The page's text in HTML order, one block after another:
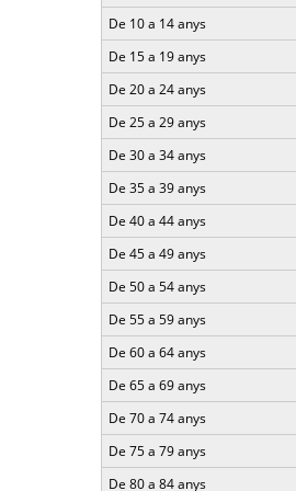
De 10 a 14 anys
De 15 a 19 anys
De 20 a 24 anys
De 25 a 29 anys
De 30 a 34 anys
De 35 a 39 anys
De 40 a 44 anys
De 45 a 49 anys
De 50 a 54 anys
De 55 a 59 anys
De 60 a 64 anys
De 65 a 69 anys
De 70 a 74 anys
De 75 a 79 anys
De 80 a 84 anys